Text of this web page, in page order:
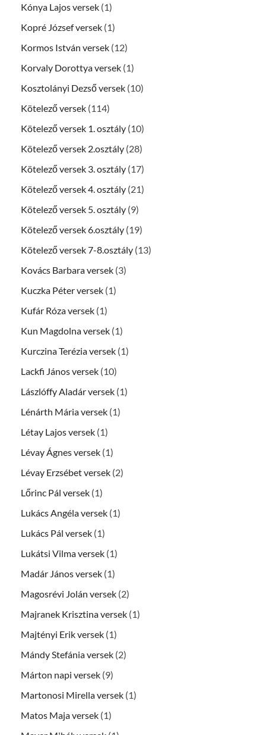
Kónya Lajos versek (1)
Kopré József versek (1)
Kormos István versek (12)
Korvaly Dorottya versek (1)
Kosztolányi Dezső versek (10)
Kötelező versek (114)
Kötelező versek 1. osztály (10)
Kötelező versek 2.osztály (28)
Kötelező versek 3. osztály (17)
Kötelező versek 4. osztály (21)
Kötelező versek 5. osztály (9)
Kötelező versek 6.osztály (19)
Kötelező versek 7-8.osztály (13)
Kovács Barbara versek (3)
Kuczka Péter versek (1)
Kufár Róza versek (1)
Kun Magdolna versek (1)
Kurczina Terézia versek (1)
Lackfi János versek (10)
Lászlóffy Aladár versek (1)
Lénárth Mária versek (1)
Létay Lajos versek (1)
Lévay Ágnes versek (1)
Lévay Erzsébet versek (2)
Lőrinc Pál versek (1)
Lukács Angéla versek (1)
Lukács Pál versek (1)
Lukátsi Vilma versek (1)
Madár János versek (1)
Magosrévi Jolán versek (2)
Majranek Krisztina versek (1)
Majtényi Erik versek (1)
Mándy Stefánia versek (2)
Márton napi versek (9)
Martonosi Mirella versek (1)
Matos Maja versek (1)